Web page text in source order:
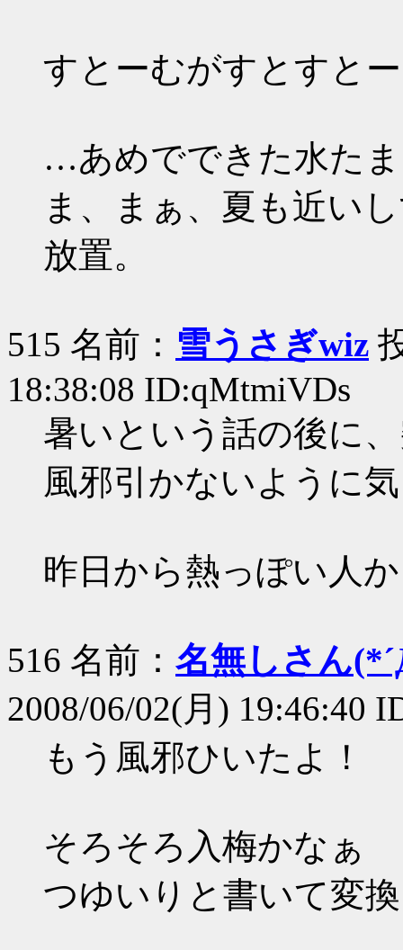
すとーむがすとすと
…あめでできた水た
ま、まぁ、夏も近い
放置。
515 名前： 雪うさぎwiz
18:38:08 ID:qMtmiVDs
暑いという話の後に
風邪引かないように
昨日から熱っぽい人
516 名前： 名無しさん
2008/06/02(月) 19:46:40
もう風邪ひいたよ！
そろそろ入梅かなぁ
つゆいりと書いて変